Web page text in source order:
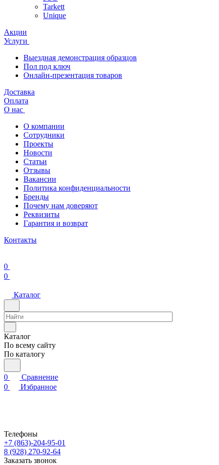
Tarkett
Unique
Акции
Услуги
Выездная демонстрация образцов
Пол под ключ
Онлайн-презентация товаров
Доставка
Оплата
О нас
О компании
Сотрудники
Проекты
Новости
Статьи
Отзывы
Вакансии
Политика конфиденциальности
Бренды
Почему нам доверяют
Реквизиты
Гарантия и возврат
Контакты
0
0
Каталог
Каталог
По всему сайту
По каталогу
0
Сравнение
0
Избранное
Телефоны
+7 (863)-204-95-01
8 (928) 270-92-64
Заказать звонок